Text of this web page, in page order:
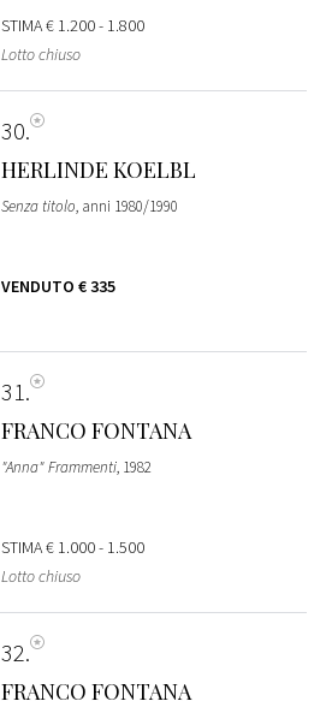
STIMA€ 1.200 - 1.800
Lotto chiuso
30
HERLINDE KOELBL
Senza titolo, anni 1980/1990
VENDUTO € 335
31
FRANCO FONTANA
"Anna" Frammenti, 1982
STIMA€ 1.000 - 1.500
Lotto chiuso
32
FRANCO FONTANA